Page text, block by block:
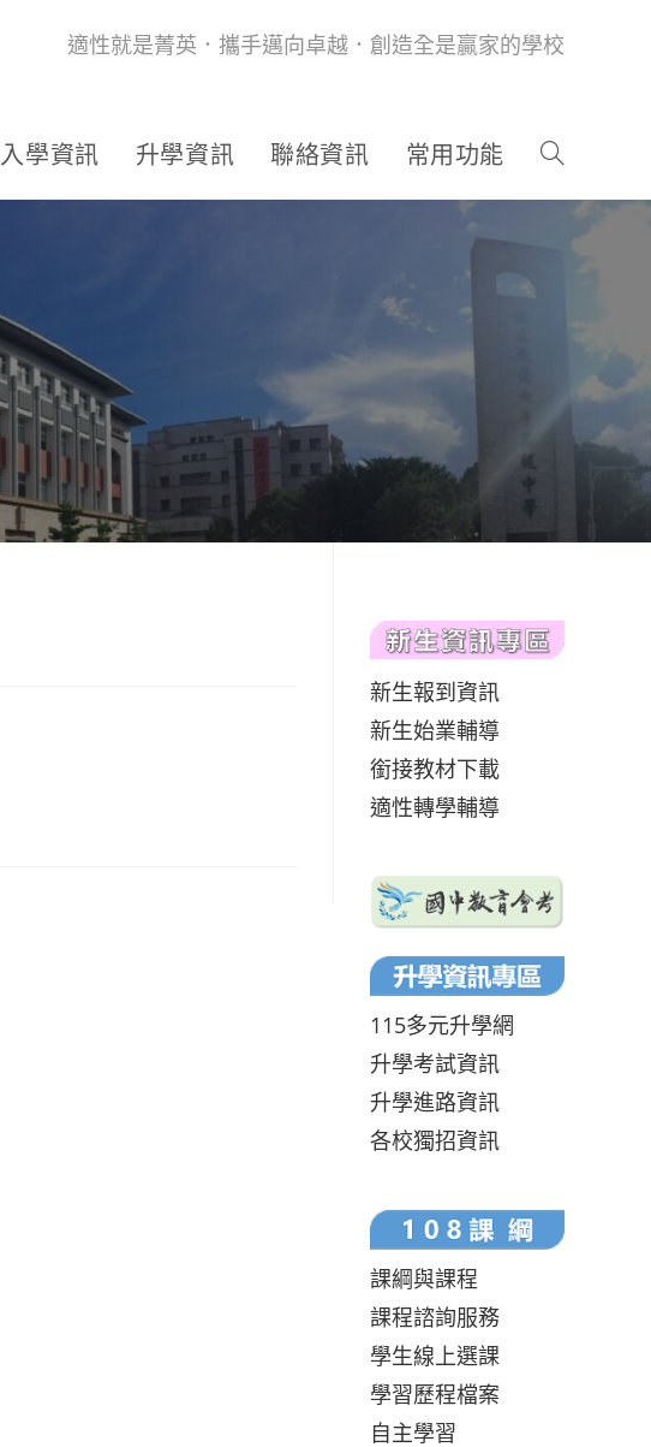
適性就是菁英．攜手邁向卓越．創造全是贏家的學校
入學資訊 升學資訊 聯絡資訊 常用功能
新生報到資訊
新生始業輔導
銜接教材下載
適性轉學輔導
115多元升學網
升學考試資訊
升學進路資訊
各校獨招資訊
課綱與課程
課程諮詢服務
學生線上選課
學習歷程檔案
自主學習